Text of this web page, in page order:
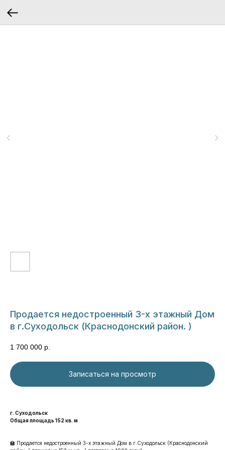
Продается недостроенный 3-х этажный Дом
в г.Суходольск (Краснодонский район. )
1 700 000 р.
Записаться на просмотр
г. Суходольск
Общая площадь 152 кв. м
🏫 Продается недостроенный 3-х этажный Дом в г.Суходольск (Краснодонский